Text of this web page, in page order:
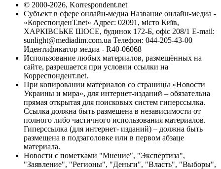
© 2000-2026, Korrespondent.net
Субъект в сфере онлайн-медиа Название онлайн-медиа -
«КореспонденТ.net» Адрес: 02091, місто Київ,
ХАРКІВСЬКЕ ШОСЕ, будинок 172-Б, офіс 208/1 E-mail:
sunlight@mediadim.com.ua Телефон: 044-205-43-00
Идентификатор медиа - R40-06068
Использование любых материалов, размещённых на
сайте, разрешается при условии ссылки на
Корреспондент.net.
При копировании материалов со страницы «Новости
Украины и мира», для интернет-изданий – обязательна
прямая открытая для поисковых систем гиперссылка.
Ссылка должна быть размещена в независимости от
полного либо частичного использования материалов.
Гиперссылка (для интернет- изданий) – должна быть
размещена в подзаголовке или в первом абзаце
материала.
Новости с пометками "Мнение", "Экспертиза",
"Заявление", "Регионы", "Деньги", "Власть", "Выборы",